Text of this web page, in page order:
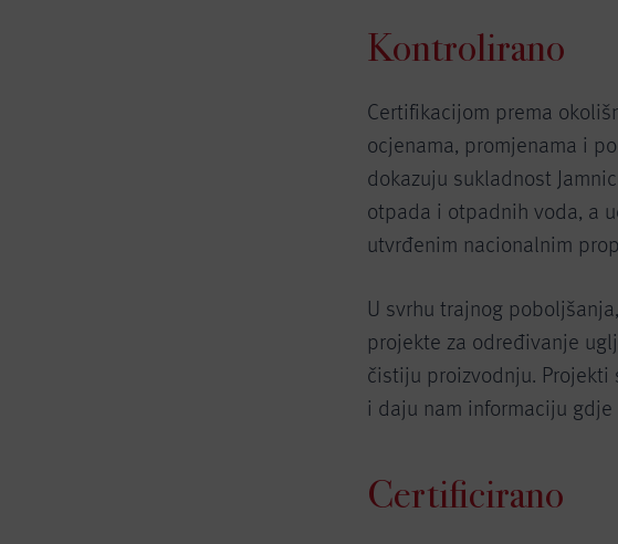
Kontrolirano
Certifikacijom prema
ocjenama, promjenama i
dokazuju sukladnost
otpada i otpadnih voda, a
utvrđenim nacionalnim
U svrhu trajnog
projekte za određivanje
čistiju proizvodnju.
i daju nam informaciju
Certificirano